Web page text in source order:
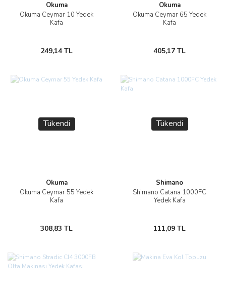
Okuma
Okuma Ceymar 10 Yedek
Kafa
249,14 TL
Okuma
Okuma Ceymar 65 Yedek
Kafa
405,17 TL
Tükendi
Okuma
Okuma Ceymar 55 Yedek
Kafa
308,83 TL
Tükendi
Shimano
Shimano Catana 1000FC
Yedek Kafa
111,09 TL